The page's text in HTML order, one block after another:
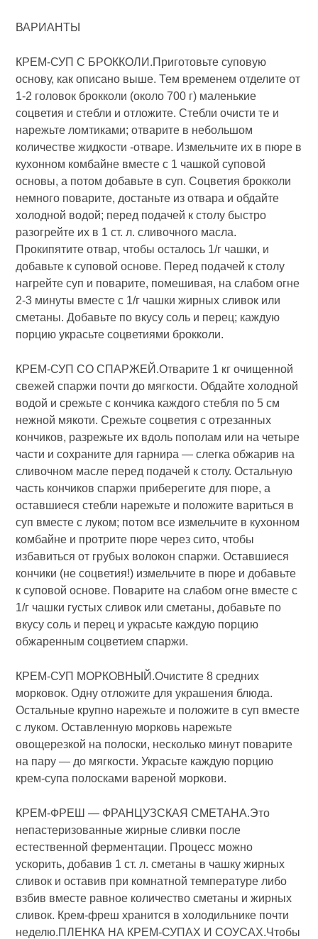
ВАРИАНТЫ
КРЕМ-СУП С БРОККОЛИ.Приготовьте суповую
основу, как описано выше. Тем временем отделите от
1-2 головок брокколи (около 700 г) маленькие
соцветия и стебли и отложите. Стебли очисти те и
нарежьте ломтиками; отварите в небольшом
количестве жидкости -отваре. Измельчите их в пюре в
кухонном комбайне вместе с 1 чашкой суповой
основы, а потом добавьте в суп. Соцветия брокколи
немного поварите, достаньте из отвара и обдайте
холодной водой; перед подачей к столу быстро
разогрейте их в 1 ст. л. сливочного масла.
Прокипятите отвар, чтобы осталось 1/г чашки, и
добавьте к суповой основе. Перед подачей к столу
нагрейте суп и поварите, помешивая, на слабом огне
2-3 минуты вместе с 1/г чашки жирных сливок или
сметаны. Добавьте по вкусу соль и перец; каждую
порцию украсьте соцветиями брокколи.
КРЕМ-СУП СО СПАРЖЕЙ.Отварите 1 кг очищенной
свежей спаржи почти до мягкости. Обдайте холодной
водой и срежьте с кончика каждого стебля по 5 см
нежной мякоти. Срежьте соцветия с отрезанных
кончиков, разрежьте их вдоль пополам или на четыре
части и сохраните для гарнира — слегка обжарив на
сливочном масле перед подачей к столу. Остальную
часть кончиков спаржи приберегите для пюре, а
оставшиеся стебли нарежьте и положите вариться в
суп вместе с луком; потом все измельчите в кухонном
комбайне и протрите пюре через сито, чтобы
избавиться от грубых волокон спаржи. Оставшиеся
кончики (не соцветия!) измельчите в пюре и добавьте
к суповой основе. Поварите на слабом огне вместе с
1/г чашки густых сливок или сметаны, добавьте по
вкусу соль и перец и украсьте каждую порцию
обжаренным соцветием спаржи.
КРЕМ-СУП МОРКОВНЫЙ.Очистите 8 средних
морковок. Одну отложите для украшения блюда.
Остальные крупно нарежьте и положите в суп вместе
с луком. Оставленную морковь нарежьте
овощерезкой на полоски, несколько минут поварите
на пару — до мягкости. Украсьте каждую порцию
крем-супа полосками вареной моркови.
КРЕМ-ФРЕШ — ФРАНЦУЗСКАЯ СМЕТАНА.Это
непастеризованные жирные сливки после
естественной ферментации. Процесс можно
ускорить, добавив 1 ст. л. сметаны в чашку жирных
сливок и оставив при комнатной температуре либо
взбив вместе равное количество сметаны и жирных
сливок. Крем-фреш хранится в холодильнике почти
неделю.ПЛЕНКА НА КРЕМ-СУПАХ И СОУСАХ.Чтобы